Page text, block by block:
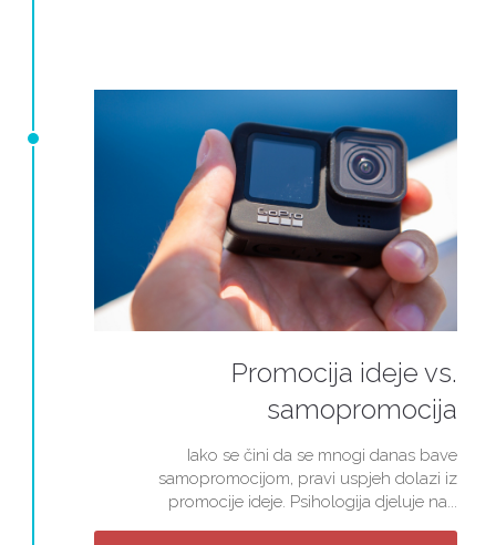
Promocija ideje vs.
samopromocija
Iako se čini da se mnogi danas bave
samopromocijom, pravi uspjeh dolazi iz
promocije ideje. Psihologija djeluje na...